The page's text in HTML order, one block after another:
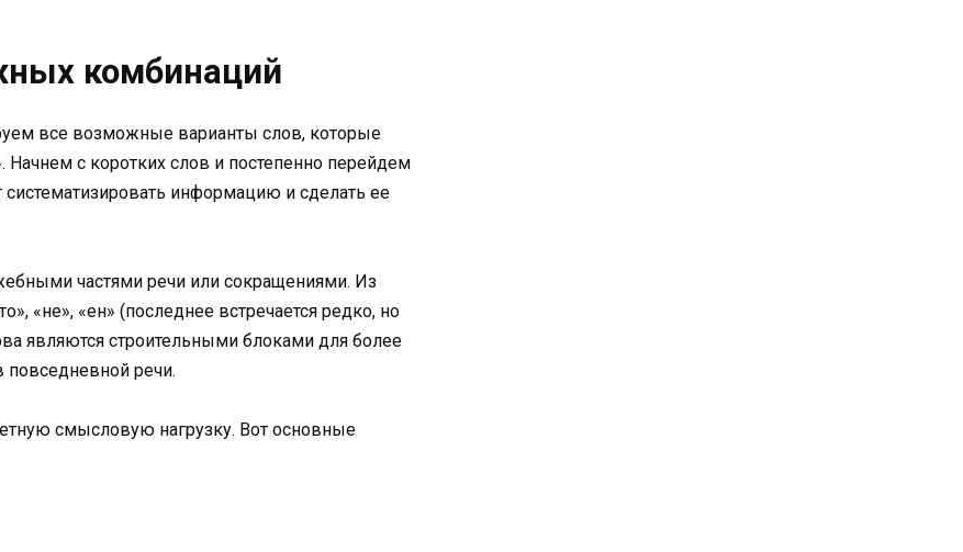
комбинаций
все возможные варианты слов, которые
Начнем с коротких слов и постепенно перейдем
информацию и сделать ее
частями речи или сокращениями. Из
«не», «ен» (последнее встречается редко, но
являются строительными блоками для более
повседневной речи.
смысловую нагрузку. Вот основные